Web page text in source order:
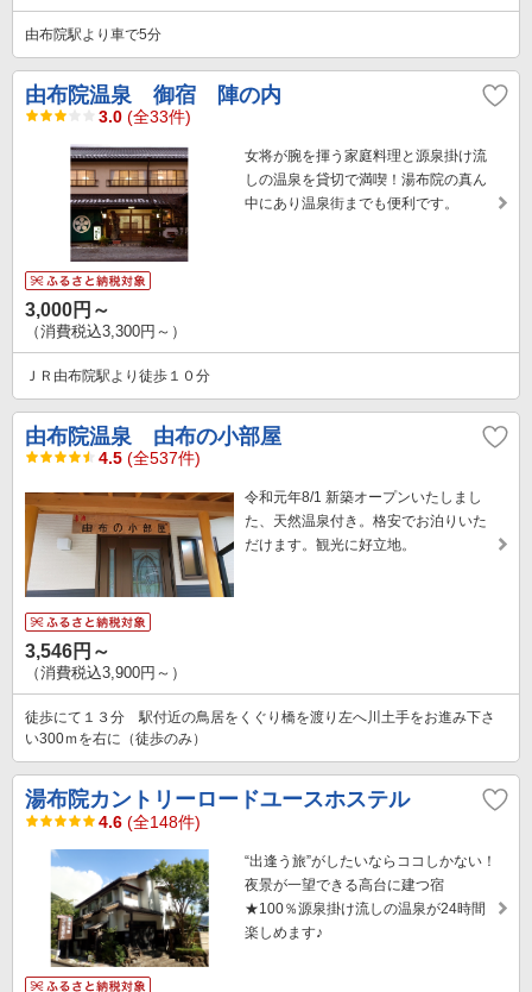
由布院駅より車で5分
由布院温泉 御宿 陣の内
3.0 (全33件)
女将が腕を揮う家庭料理と源泉掛け流
しの温泉を貸切で満喫！湯布院の真ん
中にあり温泉街までも便利です。
3,000円～
（消費税込3,300円～）
ＪＲ由布院駅より徒歩１０分
由布院温泉 由布の小部屋
4.5 (全537件)
令和元年8/1 新築オープンいたしまし
た、天然温泉付き。格安でお泊りいた
だけます。観光に好立地。
3,546円～
（消費税込3,900円～）
徒歩にて１３分 駅付近の鳥居をくぐり橋を渡り左へ川土手をお進み下さ
い300ｍを右に（徒歩のみ）
湯布院カントリーロードユースホステル
4.6 (全148件)
“出逢う旅”がしたいならココしかない！
夜景が一望できる高台に建つ宿
★100％源泉掛け流しの温泉が24時間
楽しめます♪